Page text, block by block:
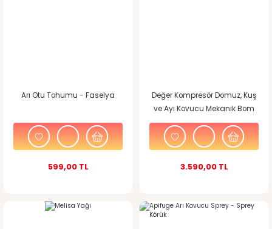
Arı Otu Tohumu - Faselya
599,00 TL
Değer Kompresör Domuz, Kuş
ve Ayı Kovucu Mekanik Bom
3.590,00 TL